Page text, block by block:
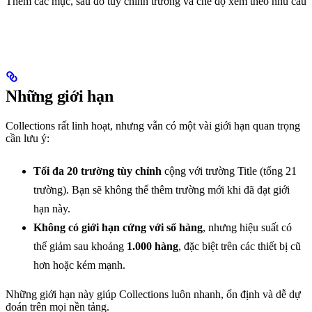
Những giới hạn
Collections rất linh hoạt, nhưng vẫn có một vài giới hạn quan trọng
cần lưu ý:
Tối đa 20 trường tùy chỉnh cộng với trường Title (tổng 21
trường). Bạn sẽ không thể thêm trường mới khi đã đạt giới
hạn này.
Không có giới hạn cứng với số hàng, nhưng hiệu suất có
thể giảm sau khoảng 1.000 hàng, đặc biệt trên các thiết bị cũ
hơn hoặc kém mạnh.
Những giới hạn này giúp Collections luôn nhanh, ổn định và dễ dự
đoán trên mọi nền tảng.